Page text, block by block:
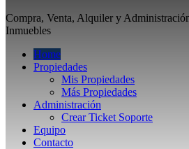
Compra, Venta, Alquiler y
Inmuebles
Home
Propiedades
Mis Propiedades
Más Propiedades
Administración
Crear Ticket Soporte
Equipo
Contacto